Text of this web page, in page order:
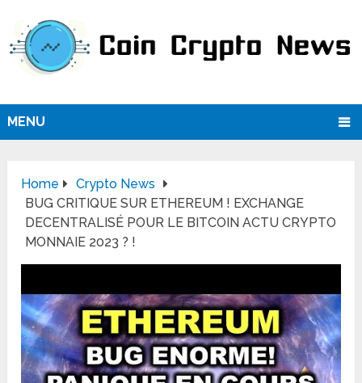
MENU
Home
Crypto News
BUG CRITIQUE SUR ETHEREUM ! EXCHANGE
DECENTRALISÉ POUR LE BITCOIN ACTU CRYPTO
MONNAIE 2023 ? !